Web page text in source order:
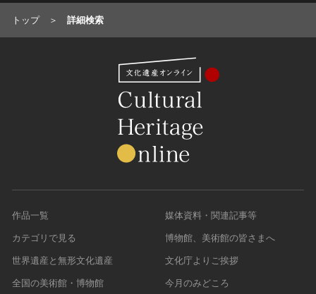
トップ 詳細検索
作品一覧
カテゴリで見る
世界遺産と無形文化遺産
全国の美術館・博物館
媒体資料・関連記事等
博物館、美術館の皆さまへ
文化庁よりご挨拶
今月のみどころ